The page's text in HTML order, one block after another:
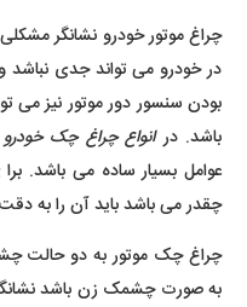
چراغ موتور خودرو نشانگر
در خودرو می تواند جدی
بودن سنسور دور موتور نیز می
باشد. درانواع چراغ چک خودرو
عوامل بسیار ساده می باشد.
چقدر می باشد باید آن را به
چراغ چک موتور به دو حالت
به صورت چشمک زن باشد